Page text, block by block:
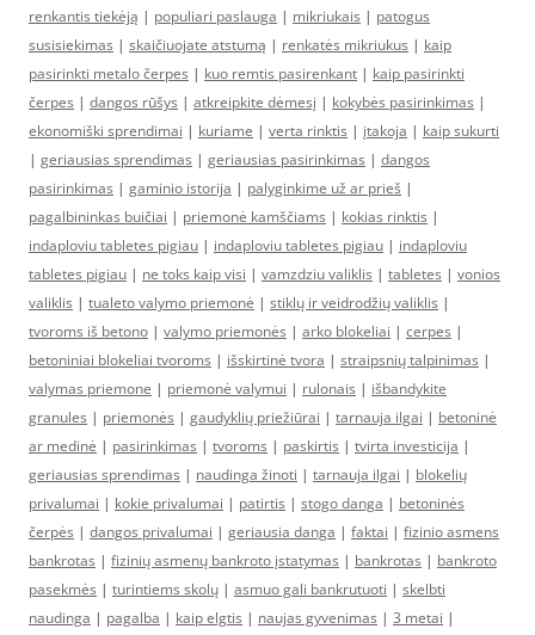
renkantis tiekėją | populiari paslauga | mikriukais | patogus
susisiekimas | skaičiuojate atstumą | renkatės mikriukus | kaip
pasirinkti metalo čerpes | kuo remtis pasirenkant | kaip pasirinkti
čerpes | dangos rūšys | atkreipkite dėmesį | kokybės pasirinkimas |
ekonomiški sprendimai | kuriame | verta rinktis | įtakoja | kaip sukurti
| geriausias sprendimas | geriausias pasirinkimas | dangos
pasirinkimas | gaminio istorija | palyginkime už ar prieš |
pagalbininkas buičiai | priemonė kamščiams | kokias rinktis |
indaploviu tabletes pigiau | indaploviu tabletes pigiau | indaploviu
tabletes pigiau | ne toks kaip visi | vamzdziu valiklis | tabletes | vonios
valiklis | tualeto valymo priemonė | stiklų ir veidrodžių valiklis |
tvoroms iš betono | valymo priemonės | arko blokeliai | cerpes |
betoniniai blokeliai tvoroms | išskirtinė tvora | straipsnių talpinimas |
valymas priemone | priemonė valymui | rulonais | išbandykite
granules | priemonės | gaudyklių priežiūrai | tarnauja ilgai | betoninė
ar medinė | pasirinkimas | tvoroms | paskirtis | tvirta investicija |
geriausias sprendimas | naudinga žinoti | tarnauja ilgai | blokelių
privalumai | kokie privalumai | patirtis | stogo danga | betoninės
čerpės | dangos privalumai | geriausia danga | faktai | fizinio asmens
bankrotas | fizinių asmenų bankroto įstatymas | bankrotas | bankroto
pasekmės | turintiems skolų | asmuo gali bankrutuoti | skelbti
naudinga | pagalba | kaip elgtis | naujas gyvenimas | 3 metai |